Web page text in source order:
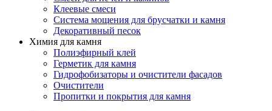
Клеевые смеси
Система мощения для брусчатки и камня
Декоративный песок
Химия для камня
Полиэфирный клей
Герметик для камня
Гидрофобизаторы и очистители фасадов
Очистители
Пропитки и покрытия для камня